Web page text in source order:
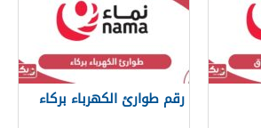
رقم طوارئ الكهرباء بركاء